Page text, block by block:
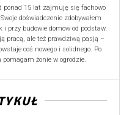
ponad 15 lat zajmuję się fachowo
doświadczenie zdobywałem
przy budowie domów od podstaw.
pracą, ale też prawdziwą pasją –
coś nowego i solidnego. Po
żonie w ogrodzie.